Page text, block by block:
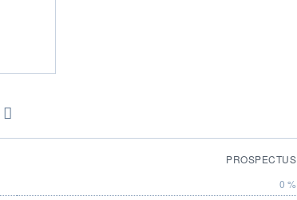
PROSPECTUS
0 %